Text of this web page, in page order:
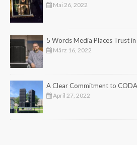
Mai 26, 2022
5 Words Media Places Trust
März 16, 2022
A Clear Commitment to CODA
April 27, 2022